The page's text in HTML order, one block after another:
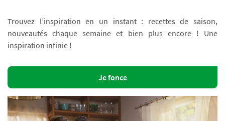
Trouvez l’inspiration en un instant : recettes de saison,
nouveautés chaque semaine et bien plus encore ! Une
inspiration infinie !
Je fonce